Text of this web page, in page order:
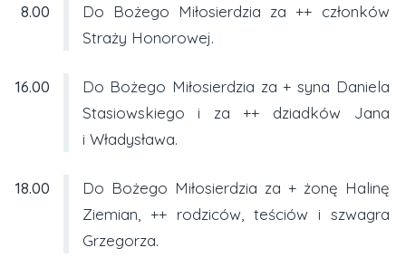
8.00
Do Bożego Miłosierdzia za ++ członków
Straży Honorowej.
16.00
Do Bożego Miłosierdzia za + syna Daniela
Stasiowskiego i za ++ dziadków Jana
i Władysława.
18.00
Do Bożego Miłosierdzia za + żonę Halinę
Ziemian, ++ rodziców, teściów i szwagra
Grzegorza.